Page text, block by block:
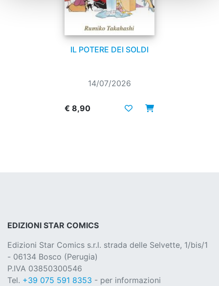
IL POTERE DEI SOLDI
14/07/2026
€ 8,90
EDIZIONI STAR COMICS
Edizioni Star Comics s.r.l. strada delle Selvette, 1/bis/1
- 06134 Bosco (Perugia)
P.IVA 03850300546
Tel. +39 075 591 8353 - per informazioni